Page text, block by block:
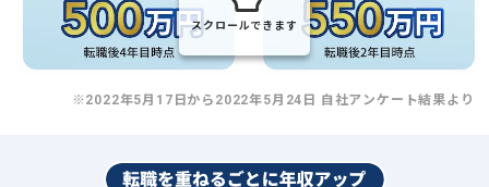
スクロールできます
※2022年5月17日から2022年5月24日 自社アンケート結果より